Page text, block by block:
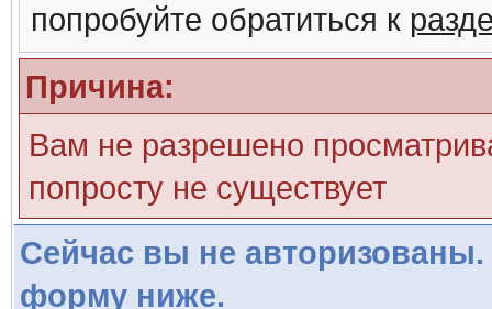
попробуйте обратиться к
Причина:
Вам не разрешено
попросту не существует
Сейчас вы не авторизованы.
форму ниже.